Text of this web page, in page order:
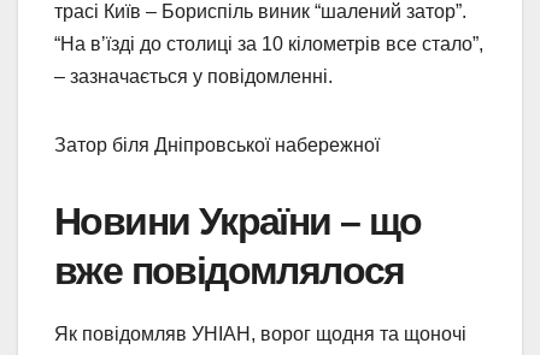
трасі Київ – Бориспіль виник “шалений затор”.
“На вʼїзді до столиці за 10 кілометрів все стало”,
– зазначається у повідомленні.
Затор біля Дніпровської набережної
Новини України – що
вже повідомлялося
Як повідомляв УНІАН, ворог щодня та щоночі